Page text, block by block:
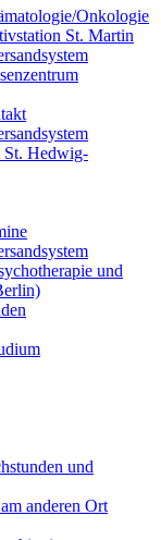
Onkologie
St. Martin
St. Hedwig-
und
und
anderen Ort